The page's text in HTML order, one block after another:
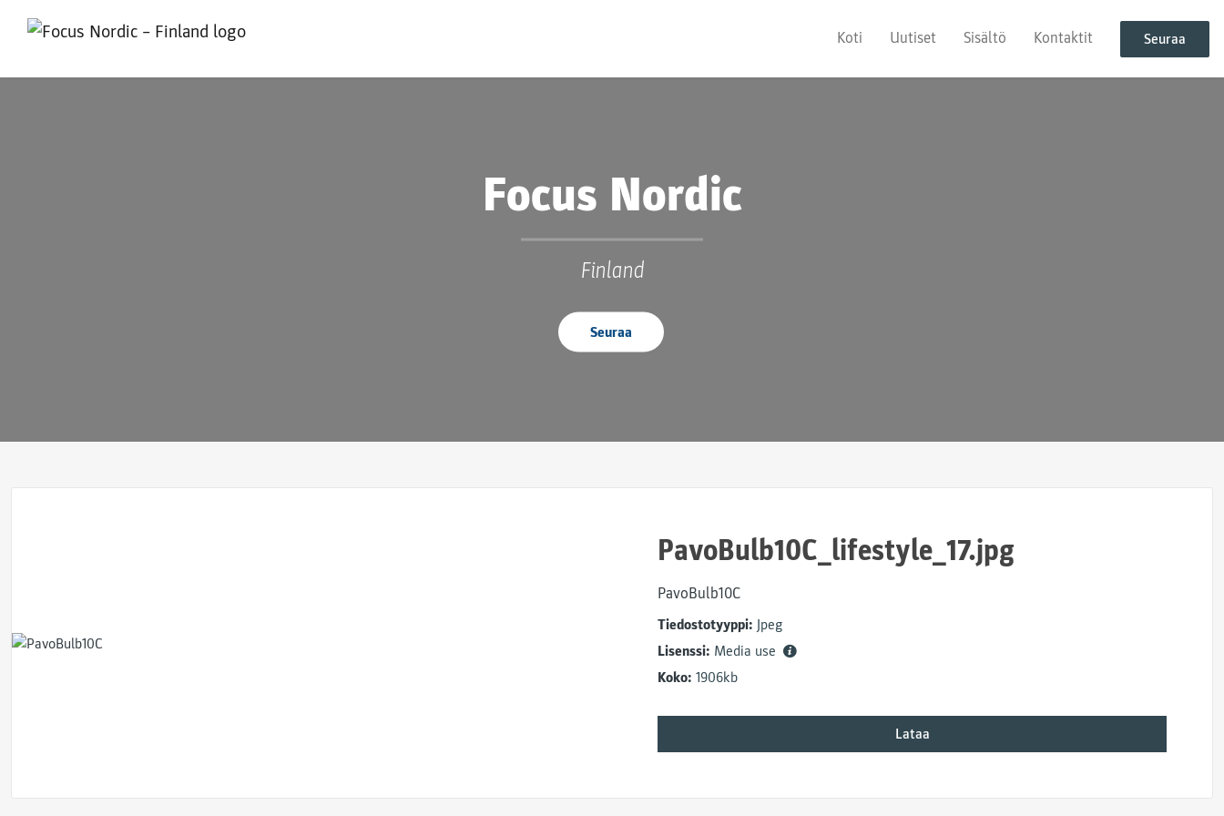
Koti Uutiset Sisältö Kontaktit Seuraa
Focus Nordic
Finland
Seuraa
PavoBulb10C_lifestyle_17.jpg
PavoBulb10C
Tiedostotyyppi: Jpeg
Lisenssi: Media use
Koko: 1906kb
Lataa